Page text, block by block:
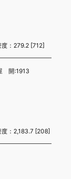
：279.2 [712]
開:1913
：2,183.7 [208]